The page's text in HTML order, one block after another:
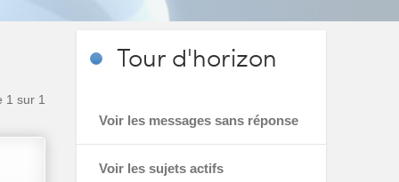
1 sur 1
Tour d'horizon
Voir les messages sans réponse
Voir les sujets actifs